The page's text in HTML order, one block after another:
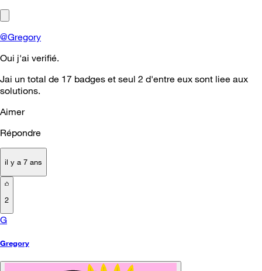
@Gregory
Oui j'ai verifié.
Jai un total de 17 badges et seul 2 d'entre eux sont liee aux
solutions.
Aimer
Répondre
il y a 7 ans
2
G
Gregory